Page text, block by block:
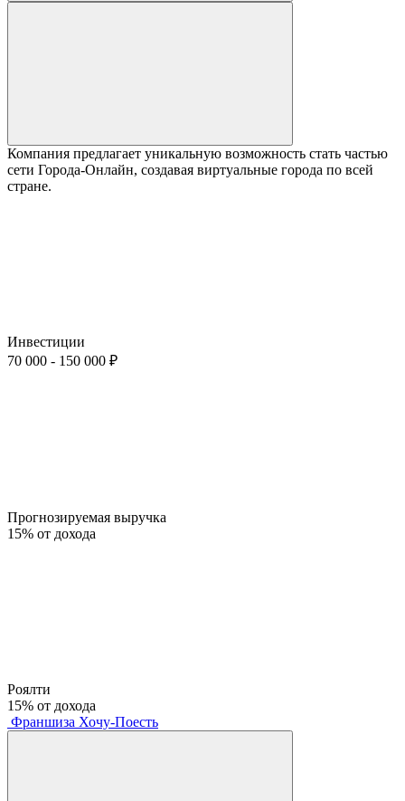
Компания предлагает уникальную возможность стать частью
сети Города-Онлайн, создавая виртуальные города по всей
стране.
Инвестиции
70 000 - 150 000 ₽
Прогнозируемая выручка
15% от дохода
Роялти
15% от дохода
Франшиза Хочу-Поесть